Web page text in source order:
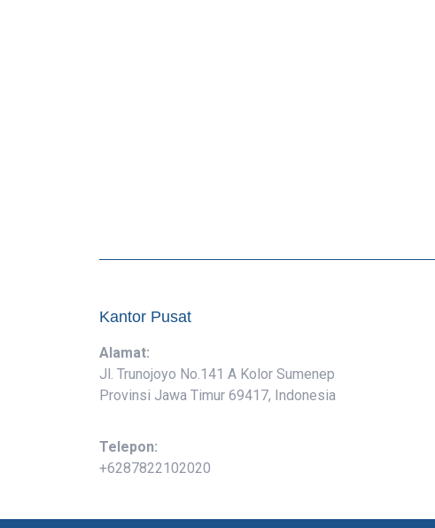
Kantor Pusat
Alamat:
Jl. Trunojoyo No.141 A Kolor Sumenep
Provinsi Jawa Timur 69417, Indonesia
Telepon:
+6287822102020